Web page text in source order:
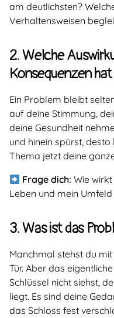
am deutlichsten?
Verhaltensweisen
2. Welche
Konsequenzen
Ein Problem bleibt
auf deine Stimmung,
deine Gesundheit
und hinein spürst,
Thema jetzt deine
Frage dich: Wie
Leben und mein Umfeld
3. Was ist das
Manchmal stehst du
Tür. Aber das
Schlüssel nicht siehst,
liegt. Es sind deine
das Schloss fest